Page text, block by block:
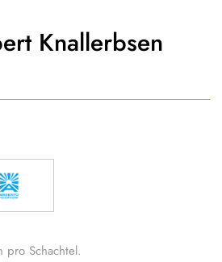
Knallerbsen
pro Schachtel.